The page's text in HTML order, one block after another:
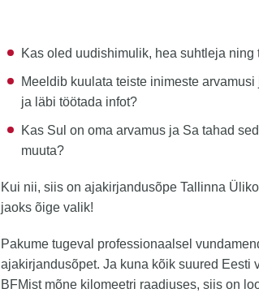
Kas oled uudishimulik, hea suhtleja
Meeldib kuulata teiste inimeste
ja läbi töötada infot?
Kas Sul on oma arvamus ja Sa tahad
muuta?
Kui nii, siis on ajakirjandusõpe Tallinna
jaoks õige valik!
Pakume tugeval professionaalsel
ajakirjandusõpet. Ja kuna kõik suured Eesti
BFMist mõne kilomeetri raadiuses, siis on